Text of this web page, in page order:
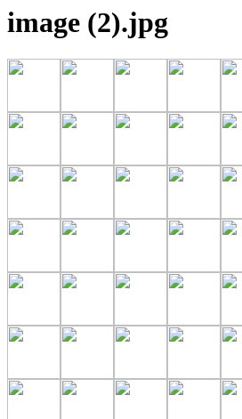
image (2).jpg